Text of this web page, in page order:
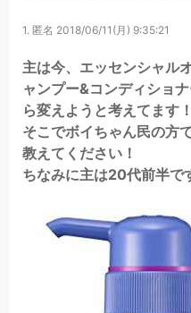
1. 匿名 2018/06/11(月) 9:35:21
主は今、エッセンシャル
ャンプー&コンディショ
ら変えようと考えてます！
そこでボイちゃん民の方
教えてください！
ちなみに主は20代前半で